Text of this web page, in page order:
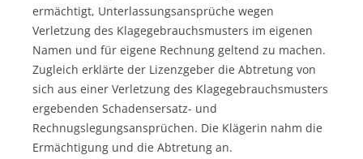
ermächtigt, Unterlassungsansprüche wegen
Verletzung des Klagegebrauchsmusters im eigenen
Namen und für eigene Rechnung geltend zu machen.
Zugleich erklärte der Lizenzgeber die Abtretung von
sich aus einer Verletzung des Klagegebrauchsmusters
ergebenden Schadensersatz- und
Rechnugslegungsansprüchen. Die Klägerin nahm die
Ermächtigung und die Abtretung an.